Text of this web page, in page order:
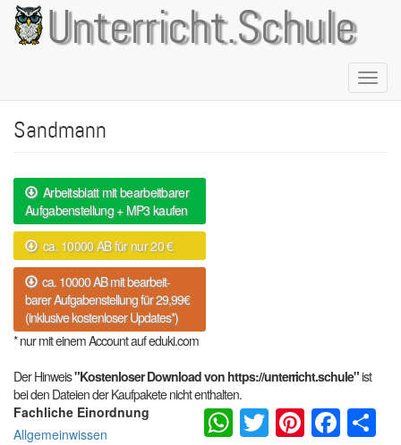
Direkt
zum
Inhalt
Unterricht.Schule
Sandmann
Arbeitsblatt mit bearbeitbarer
Aufgabenstellung + MP3 kaufen
ca. 10000 AB für nur 20 €
ca. 10000 AB mit bearbeit-
barer Aufgabenstellung für 29,99€
(inklusive kostenloser Updates*)
* nur mit einem Account auf eduki.com
Der Hinweis"Kostenloser Download von https://unterricht.schule"ist
bei den Dateien der Kaufpakete nicht enthalten.
Fachliche Einordnung
Allgemeinwissen
WhatsApp
Twitter